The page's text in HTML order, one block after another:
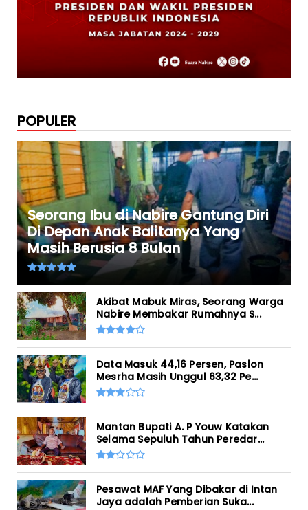
October 23, 2024
POPULER
Seorang Ibu di Nabire Gantung Diri
Di Depan Anak Balitanya Yang
Masih Berusia 8 Bulan
Akibat Mabuk Miras, Seorang Warga
Nabire Membakar Rumahnya S...
Data Masuk 44,16 Persen, Paslon
Mesrha Masih Unggul 63,32 Pe...
Mantan Bupati A. P Youw Katakan
Selama Sepuluh Tahun Peredar...
Pesawat MAF Yang Dibakar di Intan
Jaya adalah Pemberian Suka...